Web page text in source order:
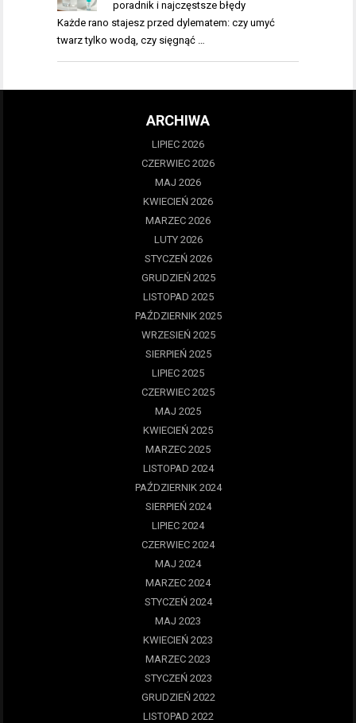
poradnik i najczęstsze błędy
Każde rano stajesz przed dylematem: czy umyć
twarz tylko wodą, czy sięgnąć …
ARCHIWA
LIPIEC 2026
CZERWIEC 2026
MAJ 2026
KWIECIEŃ 2026
MARZEC 2026
LUTY 2026
STYCZEŃ 2026
GRUDZIEŃ 2025
LISTOPAD 2025
PAŹDZIERNIK 2025
WRZESIEŃ 2025
SIERPIEŃ 2025
LIPIEC 2025
CZERWIEC 2025
MAJ 2025
KWIECIEŃ 2025
MARZEC 2025
LISTOPAD 2024
PAŹDZIERNIK 2024
SIERPIEŃ 2024
LIPIEC 2024
CZERWIEC 2024
MAJ 2024
MARZEC 2024
STYCZEŃ 2024
MAJ 2023
KWIECIEŃ 2023
MARZEC 2023
STYCZEŃ 2023
GRUDZIEŃ 2022
LISTOPAD 2022